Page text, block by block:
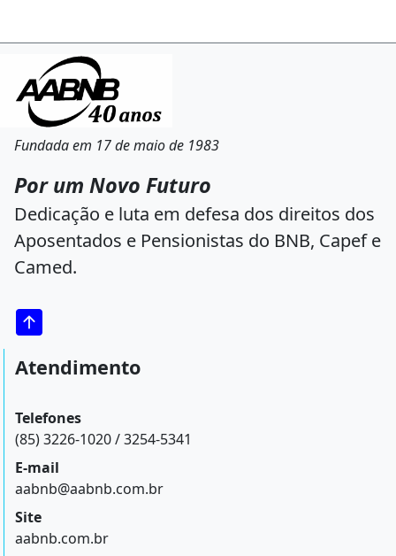
Fundada em 17 de maio de 1983
Por um Novo Futuro
Dedicação e luta em defesa dos direitos dos
Aposentados e Pensionistas do BNB, Capef e
Camed.
Atendimento
Telefones
(85) 3226-1020 / 3254-5341
E-mail
aabnb@aabnb.com.br
Site
aabnb.com.br